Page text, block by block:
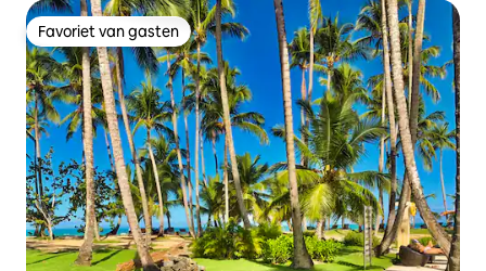
Favoriet van gasten
Favoriet van gasten